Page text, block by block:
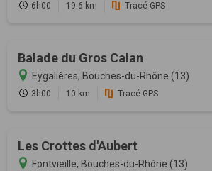
6h00 19.6 km Tracé GPS
Balade du Gros Calan
Eygalières, Bouches-du-Rhône (13)
3h00 10 km Tracé GPS
Les Crottes d'Aubert
Fontvieille, Bouches-du-Rhône (13)